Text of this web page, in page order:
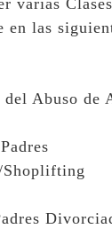
varias
en las
del Abuso de
Shoplifting